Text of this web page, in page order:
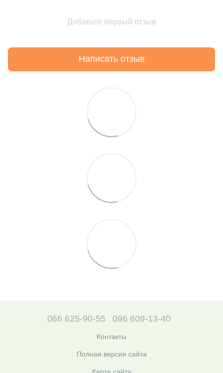
Добавьте первый отзыв
Написать отзыв
066 625-90-55 096 609-13-40
Контакты
Полная версия сайта